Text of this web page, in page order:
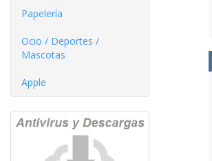
Papelería
Ocio / Deportes /
Mascotas
Apple